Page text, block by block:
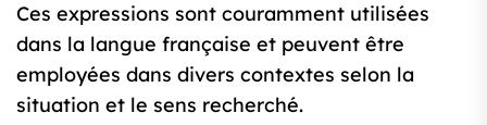
Ces expressions sont couramment utilisées
dans la langue française et peuvent être
employées dans divers contextes selon la
situation et le sens recherché.